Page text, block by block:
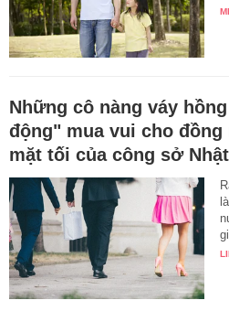
Những cô nàng váy
động" mua vui cho
mặt tối của công sở